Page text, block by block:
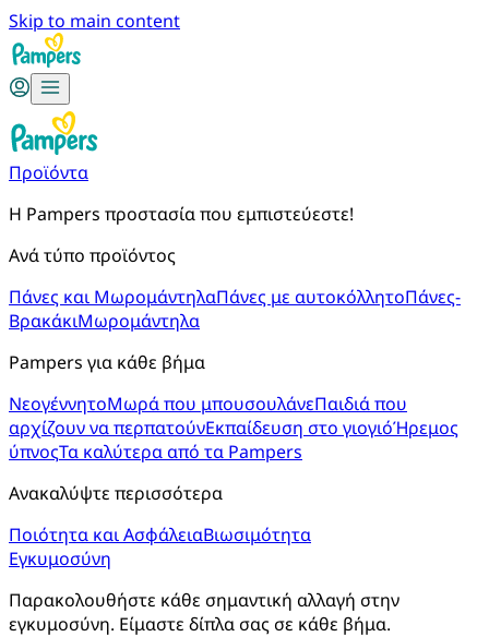
Skip to main content
Προϊόντα
Η Pampers προστασία που εμπιστεύεστε!
Ανά τύπο προϊόντος
Πάνες και ΜωρομάντηλαΠάνες με αυτοκόλλητοΠάνες-
ΒρακάκιΜωρομάντηλα
Pampers για κάθε βήμα
ΝεογέννητοΜωρά που μπουσουλάνεΠαιδιά που
αρχίζουν να περπατούνΕκπαίδευση στο γιογιόΉρεμος
ύπνοςΤα καλύτερα από τα Pampers
Ανακαλύψτε περισσότερα
Ποιότητα και ΑσφάλειαΒιωσιμότητα
Εγκυμοσύνη
Παρακολουθήστε κάθε σημαντική αλλαγή στην
εγκυμοσύνη. Είμαστε δίπλα σας σε κάθε βήμα.